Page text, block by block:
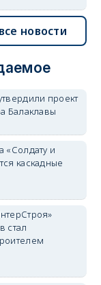
новости
проект
Балаклавы
«Солдату и
каскадные
стал